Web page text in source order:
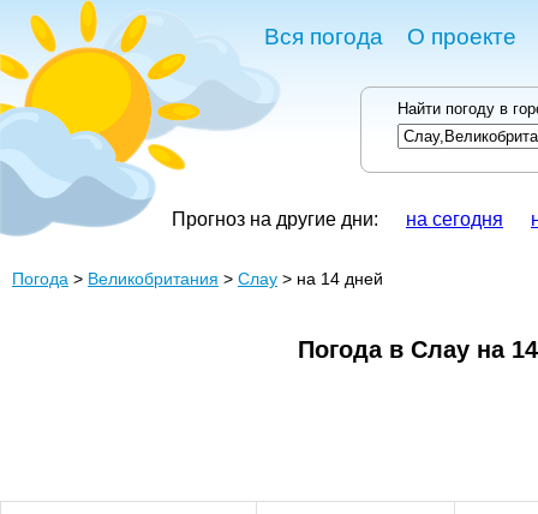
Вся погода О проекте
Найти погоду в
Прогноз на другие дни: на сегодня
Погода > Великобритания > Слау > на 14 дней
Погода в Слау на